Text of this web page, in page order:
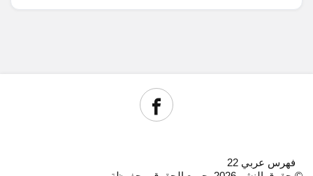
فهرس عربي 22